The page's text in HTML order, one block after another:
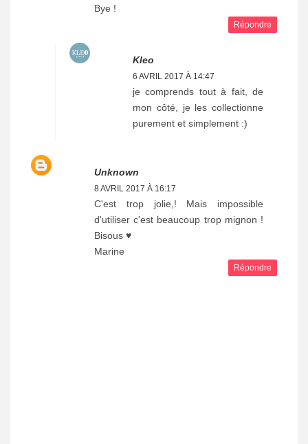
Bye !
Répondre
Kleo
6 AVRIL 2017 À 14:47
je comprends tout à fait, de
mon côté, je les collectionne
purement et simplement :)
Unknown
8 AVRIL 2017 À 16:17
C'est trop jolie,! Mais impossible
d'utiliser c'est beaucoup trop mignon !
Bisous ♥
Marine
Répondre